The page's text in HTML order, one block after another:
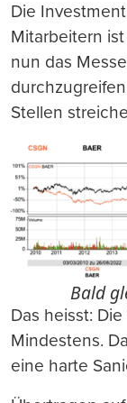
Die
Mitarbeitern
nun das
Stellen
Bald
Das heisst:
Mindestens.
eine harte